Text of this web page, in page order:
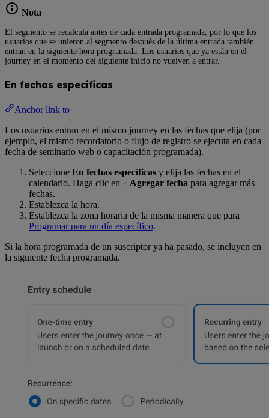
Nota
El segmento se recalcula antes de cada entrada programada, por lo que los
usuarios que se unieron al segmento después de la última entrada también
entran en la siguiente hora programada. Los usuarios que ya están en el
journey en el momento del siguiente inicio no vuelven a entrar.
En fechas específicas
Anchor link to
Los usuarios entran en el mismo journey en las fechas que elija (por
ejemplo, el mismo recordatorio o flujo de registro se ejecuta en cada
fecha de seminario web o capacitación programada).
Seleccione En fechas específicas y elija las fechas en el
calendario. Haga clic en + Agregar fecha para agregar más
fechas.
Establezca la hora.
Establezca la zona horaria de la misma manera que para
Programar para un día específico.
Si la hora programada de un suscriptor ya ha pasado, se incluyen en
la siguiente fecha programada.